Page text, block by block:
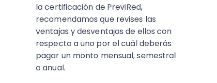
la certificación de PreviRed,
recomendamos que revises las
ventajas y desventajas de ellos con
respecto a uno por el cuál deberás
pagar un monto mensual, semestral
o anual.